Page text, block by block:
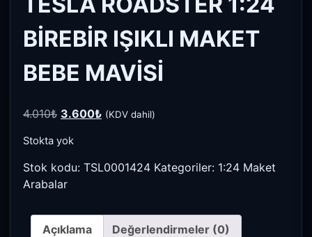
BİREBİR IŞIKLI MAKET
BEBE MAVİSİ
4.010₺ Orijinal
4.010₺.
3.600₺Şu
3.600₺.
(KDV dahil)
Stokta yok
Stok kodu: TSL0001424 Kategoriler: 1:24 Maket
Arabalar
Açıklama Değerlendirmeler (0)